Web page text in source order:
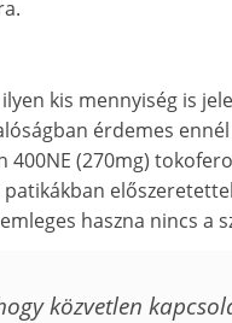
kis mennyiség is
érdemes
400NE (270mg)
haszna nincs a
közvetlen